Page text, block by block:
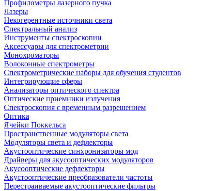
Профилометры лазерного пучка
Лазеры
Некогерентные источники света
Спектральный анализ
Инструменты спектроскопии
Аксессуары для спектрометрии
Монохроматоры
Волоконные спектрометры
Спектрометрические наборы для обучения студентов
Интегрирующие сферы
Анализаторы оптического спектра
Оптические приемники излучения
Спектроскопия с временным разрешением
Оптика
Ячейки Поккельса
Пространственные модуляторы света
Модуляторы света и дефлекторы
Акустооптические синхронизаторы мод
Драйверы для акусооптических модуляторов
Акусооптические дефлекторы
Акустооптические преобразователи частоты
Перестраиваемые акустооптические фильтры